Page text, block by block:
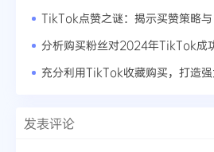
TikTok点赞之谜：揭示买赞策略
分析购买粉丝对2024年TikTok成
充分利用TikTok收藏购买，打造
发表评论